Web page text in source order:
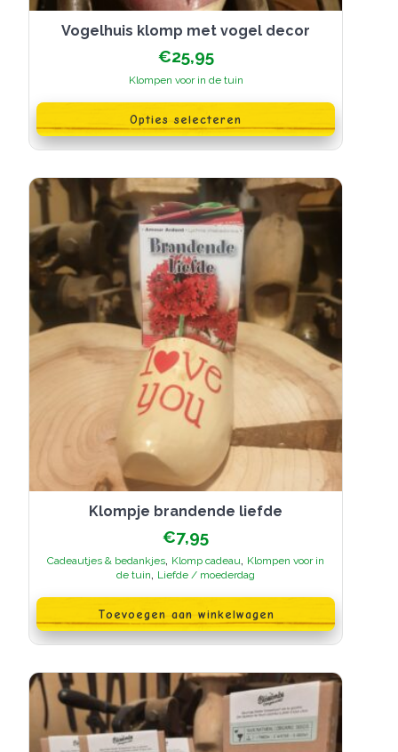
Vogelhuis klomp met vogel decor
€25,95
Klompen voor in de tuin
Opties selecteren
product
heeft
meerdere
variaties.
optie
kan
gekozen
worden
op
de
productpagina
Klompje brandende liefde
€7,95
Cadeautjes & bedankjes, Klomp cadeau, Klompen voor in
de tuin, Liefde / moederdag
Toevoegen aan winkelwagen